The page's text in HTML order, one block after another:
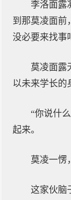
李洛面露
到那莫凌面前
没必要来找事
莫凌面露
以未来学长的
“你说什
起来。
莫凌一愣
这家伙脑